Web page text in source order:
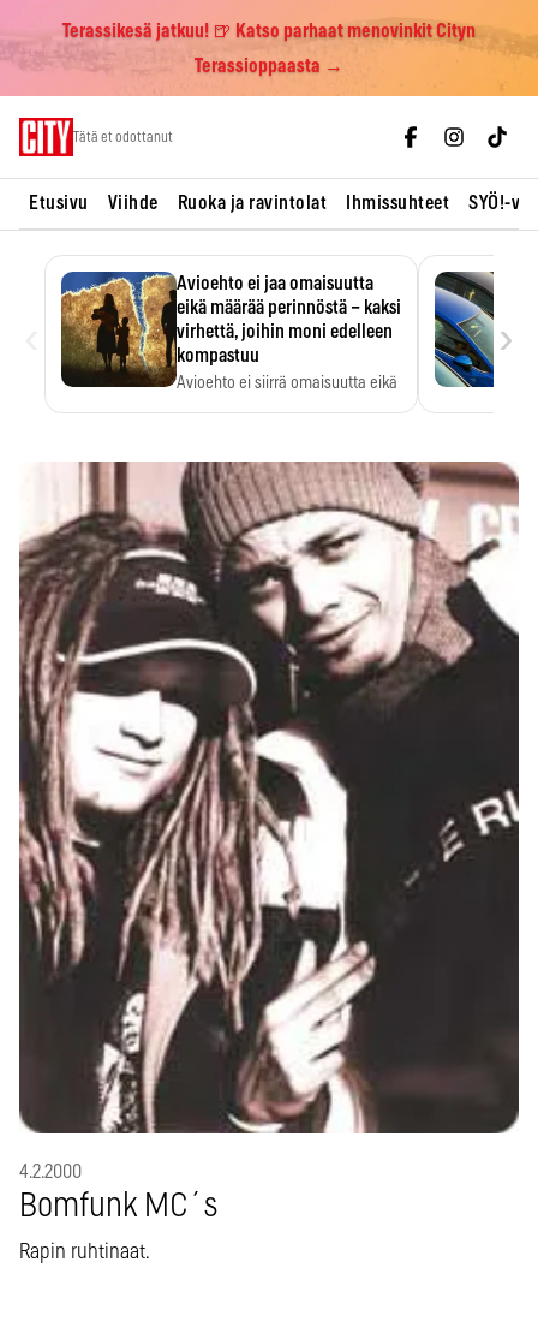
Terassikesä jatkuu! 🍺 Katso parhaat menovinkit Cityn
Terassioppaasta →
Tätä et odottanut
Etusivu Viihde Ruoka ja ravintolat Ihmissuhteet SYÖ!-
Avioehto ei jaa omaisuutta
eikä määrää perinnöstä – kaksi
virhettä, joihin moni edelleen
kompastuu
Avioehto ei siirrä omaisuutta eikä
›
4.2.2000
Bomfunk MC´s
Rapin ruhtinaat.